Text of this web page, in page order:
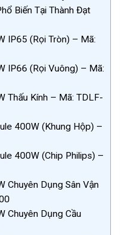
Biến Tại Thành Đạt
IP65 (Rọi Tròn) – Mã:
IP66 (Rọi Vuông) – Mã:
Thấu Kính – Mã: TDLF-
400W (Khung Hộp) –
400W (Chip Philips) –
Chuyên Dụng Sân Vận
Chuyên Dụng Cầu